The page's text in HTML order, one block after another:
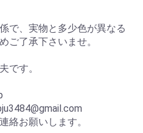
で、実物と多少色が異なる
ご了承下さいませ。
です。
絡お願いします。